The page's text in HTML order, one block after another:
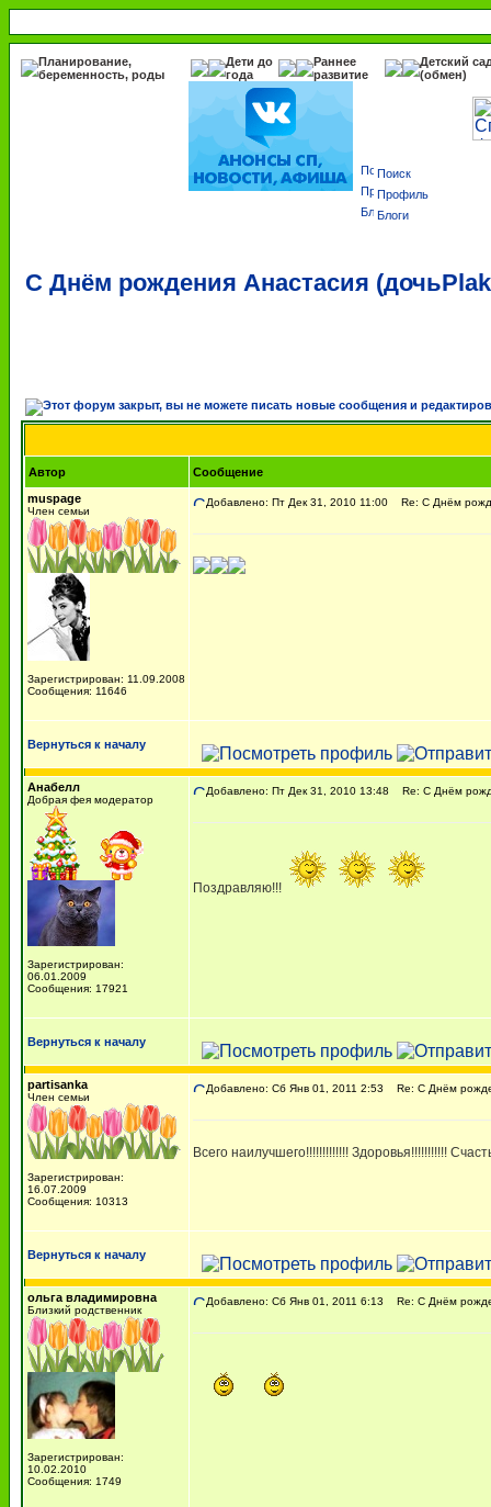
Планирование,
беременность, роды
Дети до
года
Раннее
развитие
Детский
(обмен)
Поиск
Профиль
Блоги
С Днём рождения Анастасия
Автор
Сообщение
muspage
Член семьи
Зарегистрирован: 11.09.2008
Сообщения: 11646
Добавлено: Пт Дек 31, 2010 11:00 Re: С Днём
Вернуться к началу
Анабелл
Добрая фея модератор
Зарегистрирован:
06.01.2009
Сообщения: 17921
Добавлено: Пт Дек 31, 2010 13:48 Re: С Днём
Поздравляю!!!
Вернуться к началу
partisanka
Член семьи
Зарегистрирован:
16.07.2009
Сообщения: 10313
Добавлено: Сб Янв 01, 2011 2:53 Re: С Днём
Всего наилучшего!!!!!!!!!!!!! Здоровья!!!!!!!!!!!
Вернуться к началу
ольга владимировна
Близкий родственник
Зарегистрирован:
10.02.2010
Сообщения: 1749
Добавлено: Сб Янв 01, 2011 6:13 Re: С Днём